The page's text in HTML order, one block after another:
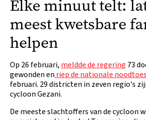
Elke minuut telt:
meest kwetsbare
helpen
Op 26 februari, meldde de regering 73
gewonden enriep de nationale
februari. 29 districten in zeven regio's
cycloon Gezani.
De meeste slachtoffers van de cycloon